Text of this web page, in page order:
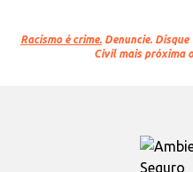
Racismo é crime. Denuncie.
Civil mais próxima